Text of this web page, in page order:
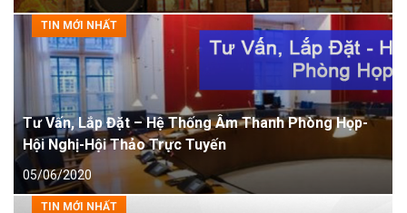
TIN MỚI NHẤT
Tư Vấn, Lắp Đặt – Hệ Thống Âm Thanh Phòng Họp-
Hội Nghị-Hội Thảo Trực Tuyến
05/06/2020
TIN MỚI NHẤT